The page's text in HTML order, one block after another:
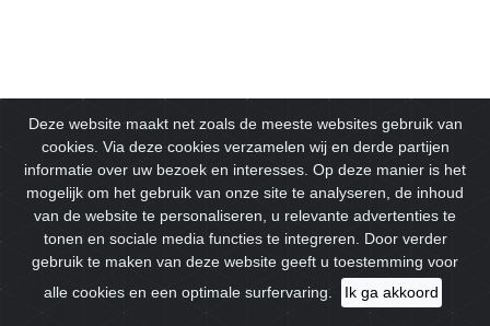
Deze website maakt net zoals de meeste websites gebruik van
cookies. Via deze cookies verzamelen wij en derde partijen
informatie over uw bezoek en interesses. Op deze manier is het
mogelijk om het gebruik van onze site te analyseren, de inhoud
van de website te personaliseren, u relevante advertenties te
tonen en sociale media functies te integreren. Door verder
gebruik te maken van deze website geeft u toestemming voor
alle cookies en een optimale surfervaring.
Ik ga akkoord